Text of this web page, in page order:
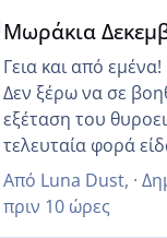
ειδικότητα μου
ονλάιν.
2026
Μωράκια
Γεια και από εμένα!
Δεν ξέρω να σε
εξέταση του
τελευταία φορά
μου τον Μάιο και
δεν την εχει βάλει ο
γυναικολόγος μου
Από Luna Dust, ·
πριν 10 ώρες